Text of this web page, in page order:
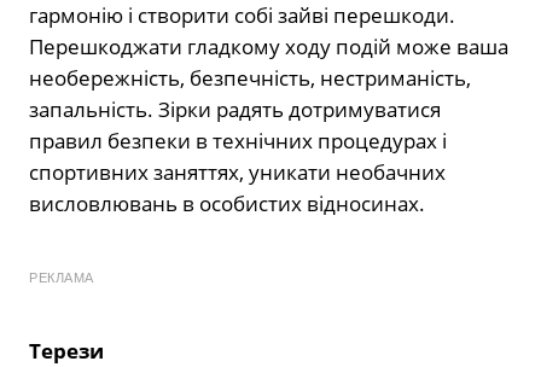
гармонію і створити собі зайві перешкоди.
Перешкоджати гладкому ходу подій може ваша
необережність, безпечність, нестриманість,
запальність. Зірки радять дотримуватися
правил безпеки в технічних процедурах і
спортивних заняттях, уникати необачних
висловлювань в особистих відносинах.
РЕКЛАМА
Терези